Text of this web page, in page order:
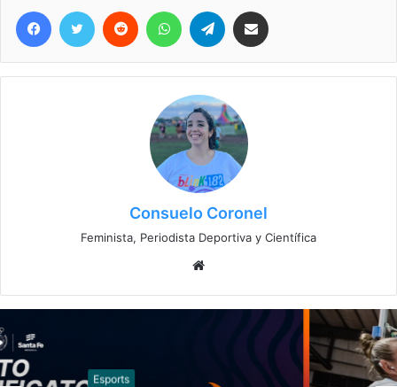
Facebook
Twitter Reddit WhatsAppTelegram
Consuelo Coronel
Feminista, Periodista Deportiva y Científica
Sitio
Básquet